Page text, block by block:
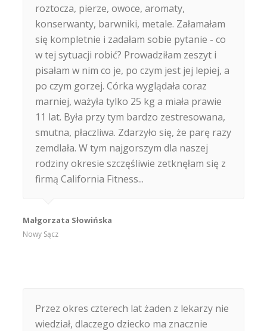
roztocza, pierze, owoce, aromaty,
konserwanty, barwniki, metale. Załamałam
się kompletnie i zadałam sobie pytanie - co
w tej sytuacji robić? Prowadziłam zeszyt i
pisałam w nim co je, po czym jest jej lepiej, a
po czym gorzej. Córka wyglądała coraz
marniej, ważyła tylko 25 kg a miała prawie
11 lat. Była przy tym bardzo zestresowana,
smutna, płaczliwa. Zdarzyło się, że parę razy
zemdlała. W tym najgorszym dla naszej
rodziny okresie szczęśliwie zetknęłam się z
firmą California Fitness...
Małgorzata Słowińska
Nowy Sącz
Przez okres czterech lat żaden z lekarzy nie
wiedział, dlaczego dziecko ma znacznie